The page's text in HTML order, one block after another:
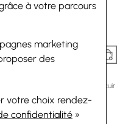
à votre parcours
marketing
des
votre choix rendez-
confidentialité »
Fossil Leather Essentials en cuir
et acier
Ou4x 14.63€sans frais